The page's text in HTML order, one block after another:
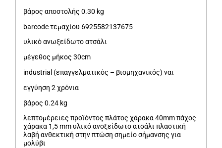
βάρος αποστολής 0.30 kg
barcode τεμαχίου 6925582137675
υλικό ανωξείδωτο ατσάλι
μέγεθος μήκος 30cm
industrial (επαγγελματικός – βιομηχανικός) ναι
εγγύηση 2 χρόνια
βάρος 0.24 kg
λεπτομέρειες προϊόντος πλάτος χάρακα 40mm πάχος
χάρακα 1,5 mm υλικό ανοξείδωτο ατσάλι πλαστική
λαβή ανθεκτική στην πτώση σημείο σήμανσης για
μολύβι